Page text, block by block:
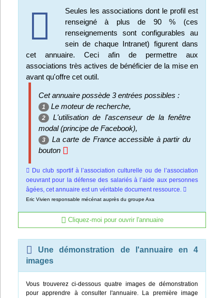
Nous contacter
Seules les associations dont le profil est
renseigné à plus de 90 % (ces
renseignements sont configurables au
sein de chaque Intranet) figurent dans
cet annuaire. Ceci afin de permettre aux
associations très actives de bénéficier de la mise en
avant qu'offre cet outil.
Cet annuaire possède 3 entrées possibles :
1 Le moteur de recherche,
2
L'utilisation de l'ascenseur de la fenêtre
modal (principe de Facebook),
3
La carte de France accessible à partir du
bouton
Du club sportif à l’association culturelle ou de l’association
oeuvrant pour la défense des salariés à l’aide aux personnes
âgées, cet annuaire est un véritable document ressource.
Eric Vivien responsable mécénat auprès du groupe Axa
Cliquez-moi pour ouvrir l'annuaire
Une démonstration de l'annuaire en 4
images
Vous trouverez ci-dessous quatre images de démonstration
pour apprendre à consulter l'annuaire. La première image